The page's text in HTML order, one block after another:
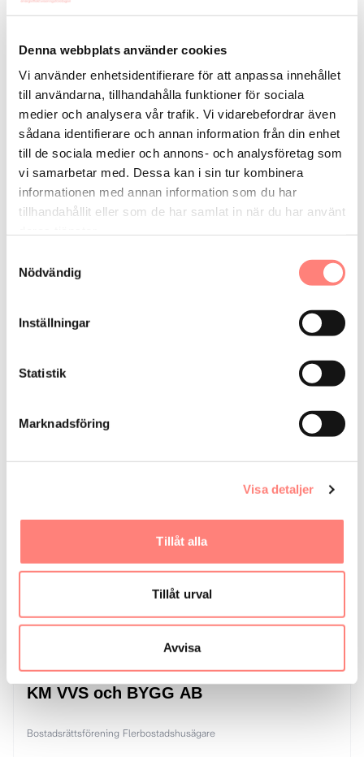
Denna webbplats använder cookies
Vi använder enhetsidentifierare för att anpassa innehållet
till användarna, tillhandahålla funktioner för sociala
medier och analysera vår trafik. Vi vidarebefordrar även
sådana identifierare och annan information från din enhet
till de sociala medier och annons- och analysföretag som
vi samarbetar med. Dessa kan i sin tur kombinera
informationen med annan information som du har
tillhandahållit eller som de har samlat in när du har använt
Nödvändig
Inställningar
Statistik
Marknadsföring
Visa detaljer
Tillåt alla
Tillåt urval
Avvisa
Rejlers Energiprojekt
Flerbostadshusägare Industriföretag Kontorshyresgäst Lokalfastighetsägare
Smart-VVC Sverige AB
Bostadsrättsförening Industriföretag
Klimatfastigheter Småland AB
KM VVS och BYGG AB
Bostadsrättsförening Flerbostadshusägare